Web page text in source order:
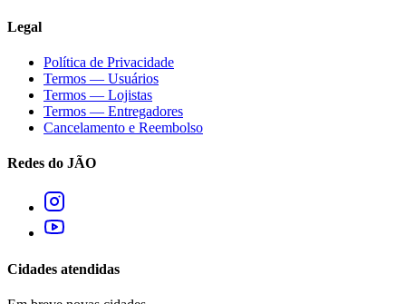
Legal
Política de Privacidade
Termos — Usuários
Termos — Lojistas
Termos — Entregadores
Cancelamento e Reembolso
Redes do JÃO
Cidades atendidas